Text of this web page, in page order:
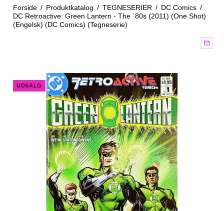
Forside / Produktkatalog / TEGNESERIER / DC Comics /
DC Retroactive: Green Lantern - The ´80s (2011) (One Shot)
(Engelsk) (DC Comics) (Tegneserie)
UDSALG